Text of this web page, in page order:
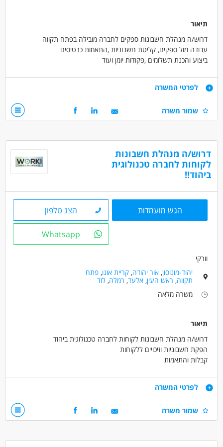
תיאור
דרוש/ה מנהלת חשבונות ספקים לחברה מובילה בפתח תקווה
עבודה מול ספקים, קליטת חשבוניות ,התאמות כרטיסים
ביצוע והכנת תשלומים ,פקודות יומן ועוד
שכר 15000 ש"ח +החזר נסיעות + סביבת עבודה נעימה מאוד
דרישות
דרישות
דרושים בתחום
חשבונאות וכספים - פקיד/ת הנהח"ש
לפרטי המשרה
שמור משרה
דרוש/ה מנהלת חשבונות
לקוחות לחברה טכנולוגית
ביהוד!!
הגש מועמדות הצג טלפון
Whatsapp
וורקי
יהוד-מונוסון,אור יהודה,קריית אונו,פתח
תקווה, ראש העין,אלעד, רמלה,לוד
משרה מלאה
תיאור
דרוש/ה מנהלת חשבונות לקוחות לחברה טכנולוגית ביהוד
הפקת חשבוניות וזיכויים ללקוחות
קבלות והתאמות
07:00-16:00 או 08:00-17:00
שכר 15000 ברוטו +900 ש"ח תן ביס כל חודש +החזר נסיעות+תנאים
סוציאלים מלאים+.
סביבת עבודה נעימה מאוד בחברה מעולה .
דרישות
דרישות
לפרטי המשרה
שמור משרה